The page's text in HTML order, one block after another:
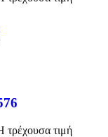
τρέχουσα τιμή